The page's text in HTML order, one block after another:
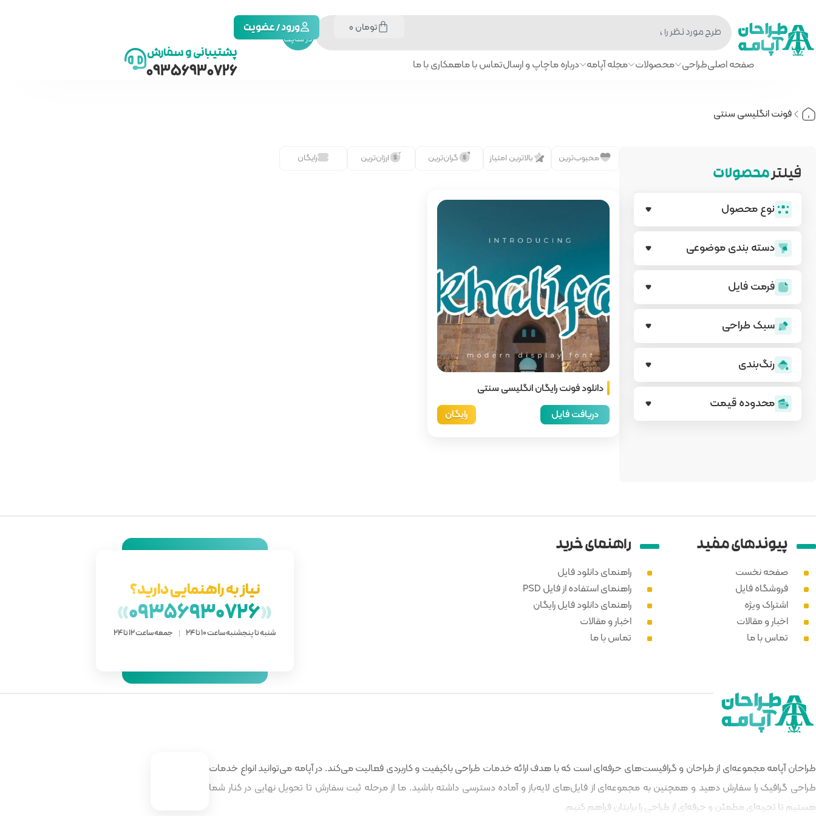
جستجو
در سایت
تومان ورود / عضویت
صفحه اصلیطراحی محصولات مجله آپامه درباره ماچاپ و ارسالتماس با ماهمکاری با ما
پشتیبانی و سفارش
09356930726
فونت انگلیسی سنتی
فیلترمحصولات
نوع محصول
دسته بندی‌ موضوعی
فرمت فایل
سبک طراحی
رنگ‌بندی
محدوده قیمت
محبوب‌ترین بالاترین امتیاز گران‌ترین ارزان‌ترین رایگان
دانلود فونت رایگان انگلیسی سنتی
دریافت فایل
رایگان
پیوند‌های مفید
صفحه نخست
فروشگاه فایل
اشتراک ویژه
اخبار و مقالات
تماس با ما
راهنمای خرید
راهنمای دانلود فایل
راهنمای استفاده از فایل PSD
راهنمای دانلود فایل رایگان
اخبار و مقالات
تماس با ما
نیاز به راهنمایی دارید؟
«
09356930726
»
شنبه تا پنجشنبه ساعت 10 تا 24 جمعه ساعت 12 تا 24
طراحان آپامه مجموعه‌ای از طراحان و گرافیست‌های حرفه‌ای است که با هدف ارائه خدمات طراحی باکیفیت و کاربردی فعالیت می‌کند. در آپامه می‌توانید انواع خدمات
طراحی گرافیک را سفارش دهید و همچنین به مجموعه‌ای از فایل‌های لایه‌باز و آماده دسترسی داشته باشید. ما از مرحله ثبت سفارش تا تحویل نهایی در کنار شما
هستیم تا تجربه‌ای مطمئن و حرفه‌ای از طراحی را برایتان فراهم کنیم.